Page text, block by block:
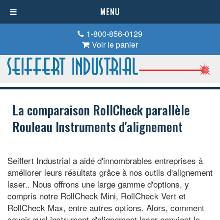
1-800-856-0129
Voir le panier
La comparaison RollCheck parallèle
Rouleau Instruments d'alignement
Seiffert Industrial a aidé d'innombrables entreprises à
améliorer leurs résultats grâce à nos outils d'alignement
laser.. Nous offrons une large gamme d'options, y
compris notre RollCheck Mini, RollCheck Vert et
RollCheck Max, entre autres options. Alors, comment
MENU